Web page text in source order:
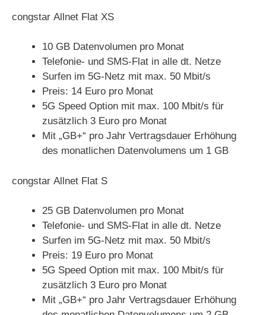
congstar Allnet Flat XS
10 GB Datenvolumen pro Monat
Telefonie- und SMS-Flat in alle dt. Netze
Surfen im 5G-Netz mit max. 50 Mbit/s
Preis: 14 Euro pro Monat
5G Speed Option mit max. 100 Mbit/s für
zusätzlich 3 Euro pro Monat
Mit „GB+“ pro Jahr Vertragsdauer Erhöhung
des monatlichen Datenvolumens um 1 GB
congstar Allnet Flat S
25 GB Datenvolumen pro Monat
Telefonie- und SMS-Flat in alle dt. Netze
Surfen im 5G-Netz mit max. 50 Mbit/s
Preis: 19 Euro pro Monat
5G Speed Option mit max. 100 Mbit/s für
zusätzlich 3 Euro pro Monat
Mit „GB+“ pro Jahr Vertragsdauer Erhöhung